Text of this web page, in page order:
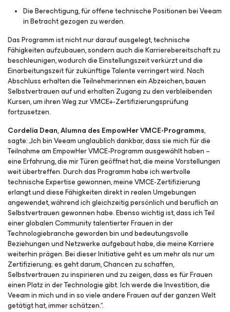
Die Berechtigung, für offene technische Positionen bei Veeam
in Betracht gezogen zu werden.
Das Programm ist nicht nur darauf ausgelegt, technische
Fähigkeiten aufzubauen, sondern auch die Karrierebereitschaft zu
beschleunigen, wodurch die Einstellungszeit verkürzt und die
Einarbeitungszeit für zukünftige Talente verringert wird. Nach
Abschluss erhalten die Teilnehmerinnen ein Abzeichen, bauen
Selbstvertrauen auf und erhalten Zugang zu den verbleibenden
Kursen, um ihren Weg zur VMCE+-Zertifizierungsprüfung
fortzusetzen.
Cordelia Dean, Alumna des EmpowHer VMCE-Programms,
sagte: „Ich bin Veeam unglaublich dankbar, dass sie mich für die
Teilnahme am EmpowHer VMCE-Programm ausgewählt haben –
eine Erfahrung, die mir Türen geöffnet hat, die meine Vorstellungen
weit übertreffen. Durch das Programm habe ich wertvolle
technische Expertise gewonnen, meine VMCE-Zertifizierung
erlangt und diese Fähigkeiten direkt in realen Umgebungen
angewendet, während ich gleichzeitig persönlich und beruflich an
Selbstvertrauen gewonnen habe. Ebenso wichtig ist, dass ich Teil
einer globalen Community talentierter Frauen in der
Technologiebranche geworden bin und bedeutungsvolle
Beziehungen und Netzwerke aufgebaut habe, die meine Karriere
weiterhin prägen. Bei dieser Initiative geht es um mehr als nur um
Zertifizierung; es geht darum, Chancen zu schaffen,
Selbstvertrauen zu inspirieren und zu zeigen, dass es für Frauen
einen Platz in der Technologie gibt. Ich werde die Investition, die
Veeam in mich und in so viele andere Frauen auf der ganzen Welt
getätigt hat, immer schätzen.“.